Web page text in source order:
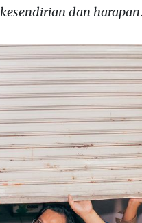
kesendirian dan harapan.